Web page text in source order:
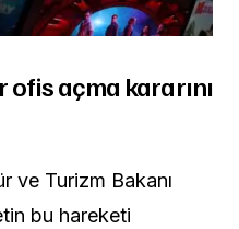
ofis açma kararını
ve Turizm Bakanı
bu hareketi